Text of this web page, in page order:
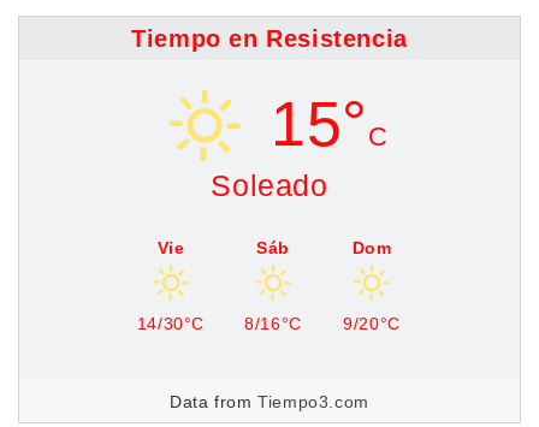
Tiempo en Resistencia
15° C
Soleado
Vie
14/30°C
Sáb
8/16°C
Dom
9/20°C
Data fromTiempo3.com